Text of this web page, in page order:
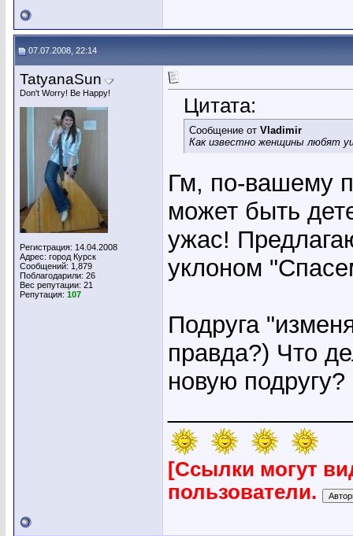
07.07.2008, 22:14
TatyanaSun
Don't Worry! Be Happy!
Регистрация: 14.04.2008
Адрес: город Курск
Сообщений: 1,879
Поблагодарили: 26
Вес репутации: 21
Репутация: 107
Цитата:
Сообщение от Vladimir
Как известно женщины любят
Гм, по-вашему
может быть
ужас!
уклоном
Подруга
правда?) Что
новую подругу?
[Ссылки могут
пользователи.